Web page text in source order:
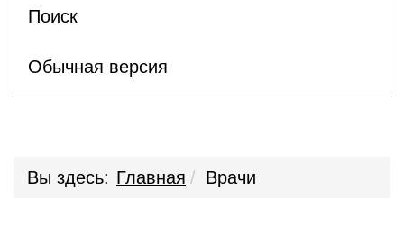
Поиск
Обычная версия
Вы здесь: Главная Врачи